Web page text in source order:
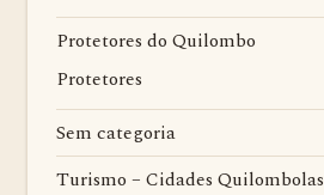
Protetores do Quilombo
Protetores
Sem categoria
Turismo – Cidades Quilombolas